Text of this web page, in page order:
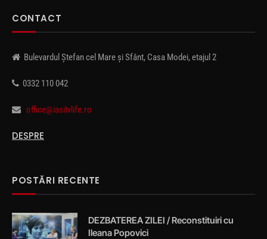
CONTACT
Bulevardul Ștefan cel Mare și Sfânt, Casa Modei, etajul 2
0332 110 042
office@iasitvlife.ro
DESPRE
POSTĂRI RECENTE
DEZBATEREA ZILEI / Reconstituiri cu
Ileana Popovici